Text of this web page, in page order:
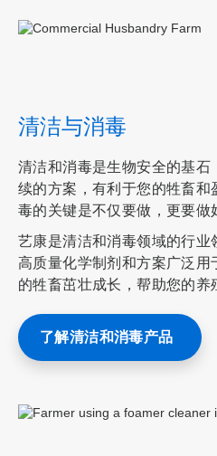
清洁与消毒
清洁和消毒是生物安全的基
续的方案，有利于您的牲畜和
毒的关键是不仅要做，更要做
艺康是清洁和消毒领域的行业
高质量化学制剂和方案广泛用
的牲畜茁壮成长，帮助您的养
了解清洁和消毒产品